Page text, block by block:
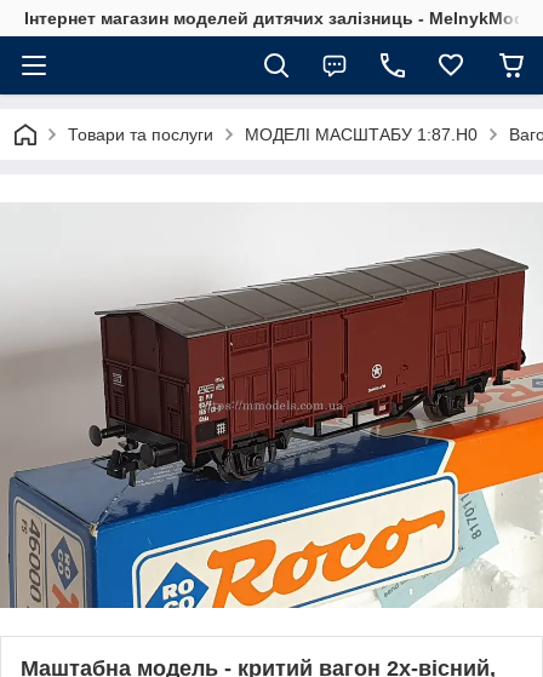
Інтернет магазин моделей дитячих залізниць -
Товари та послуги МОДЕЛІ МАСШТАБУ 1:87.H0
Маштабна модель - критий вагон 2х-вiсний,